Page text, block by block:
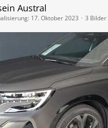
Austral
17. Oktober 2023 3 Bilder